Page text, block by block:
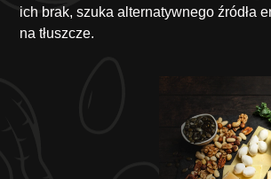
ich brak, szuka alternatywnego źródła
na tłuszcze.